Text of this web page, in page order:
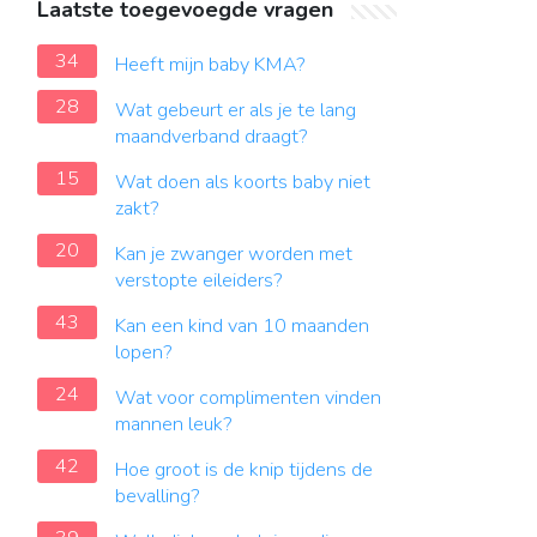
Laatste toegevoegde vragen
34
Heeft mijn baby KMA?
28
Wat gebeurt er als je te lang
maandverband draagt?
15
Wat doen als koorts baby niet
zakt?
20
Kan je zwanger worden met
verstopte eileiders?
43
Kan een kind van 10 maanden
lopen?
24
Wat voor complimenten vinden
mannen leuk?
42
Hoe groot is de knip tijdens de
bevalling?